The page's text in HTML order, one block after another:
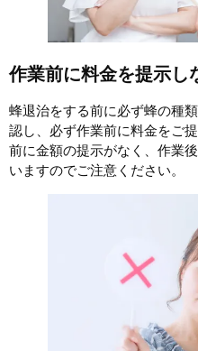
作業前に料金を提示し
蜂退治をする前に必ず蜂の種
認し、必ず作業前に料金をご
前に金額の提示がなく、作業
いますのでご注意ください。